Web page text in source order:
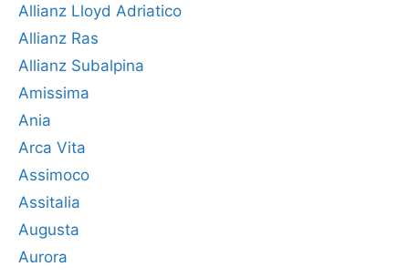
Allianz Lloyd Adriatico
Allianz Ras
Allianz Subalpina
Amissima
Ania
Arca Vita
Assimoco
Assitalia
Augusta
Aurora